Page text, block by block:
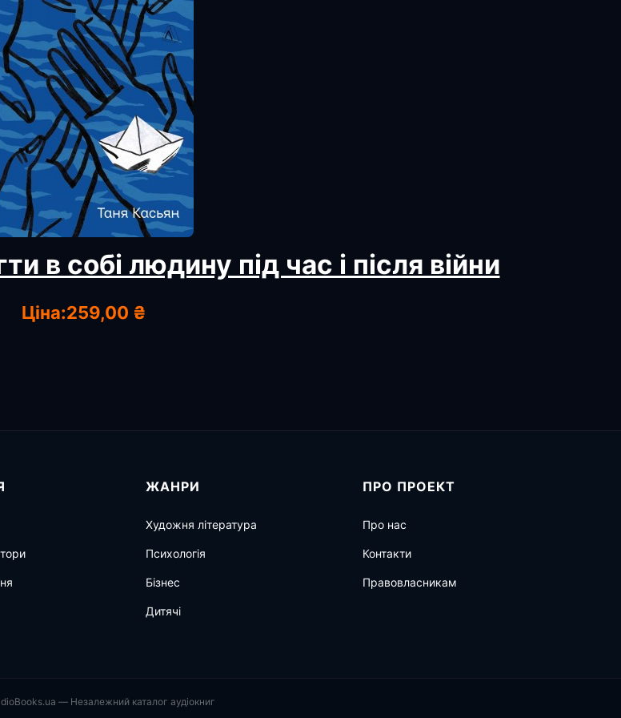
в собі людину під час і після війни
Ціна:259,00 ₴
ЖАНРИ
Художня література
Психологія
Бізнес
Дитячі
ПРО ПРОЕКТ
Про нас
Контакти
Правовласникам
— Незалежний каталог аудіокниг